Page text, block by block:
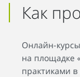
Как
Онлайн-
на площадке
практиками